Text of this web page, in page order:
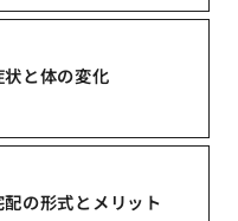
と体の変化
の形式とメリット